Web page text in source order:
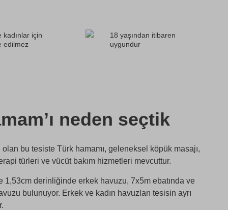
kadınlar için
edilmez
18 yaşından itibaren
uygundur
neden seçtik
olan bu tesiste Türk hamamı, geleneksel köpük masajı,
türleri ve vücüt bakım hizmetleri mevcuttur.
1,53cm derinliğinde erkek havuzu, 7x5m ebatında ve
bulunuyor. Erkek ve kadın havuzları tesisin ayrı